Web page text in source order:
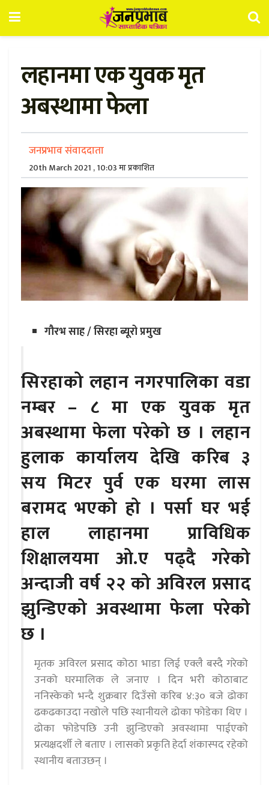
लहानमा एक युवक मृत
अबस्थामा फेला
जनप्रभाव संवाददाता
20th March 2021 , 10:03 मा प्रकाशित
गौरभ साह / सिरहा ब्यूरो प्रमुख
सिरहाको लहान नगरपालिका वडा
नम्बर – ८ मा एक युवक मृत
अबस्थामा फेला परेको छ । लहान
हुलाक कार्यालय देखि करिब ३
सय मिटर पुर्व एक घरमा लास
बरामद भएको हो । पर्सा घर भई
हाल लाहानमा प्राविधिक
शिक्षालयमा ओ.ए पढ्दै गरेको
अन्दाजी वर्ष २२ को अविरल प्रसाद
झुन्डिएको अवस्थामा फेला परेको
छ ।
मृतक अविरल प्रसाद कोठा भाडा लिई एक्लै बस्दै गरेको
उनको घरमालिक ले जनाए । दिन भरी कोठाबाट
ननिस्केको भन्दै शुक्रबार दिउँसो करिब ४:३० बजे ढोका
ढकढकाउदा नखोले पछि स्थानीयले ढोका फोडेका थिए ।
ढोका फोडेपछि उनी झुन्डिएको अवस्थामा पाईएको
प्रत्यक्षदर्शी ले बताए । लासको प्रकृति हेर्दा शंकास्पद रहेको
स्थानीय बताउछन् ।